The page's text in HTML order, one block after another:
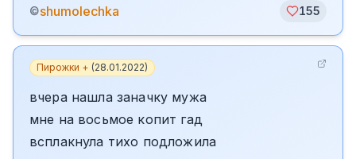
©shumolechka 155
Пирожки + (28.01.2022)
вчера нашла заначку мужа
мне на восьмое копит гад
всплакнула тихо подложила